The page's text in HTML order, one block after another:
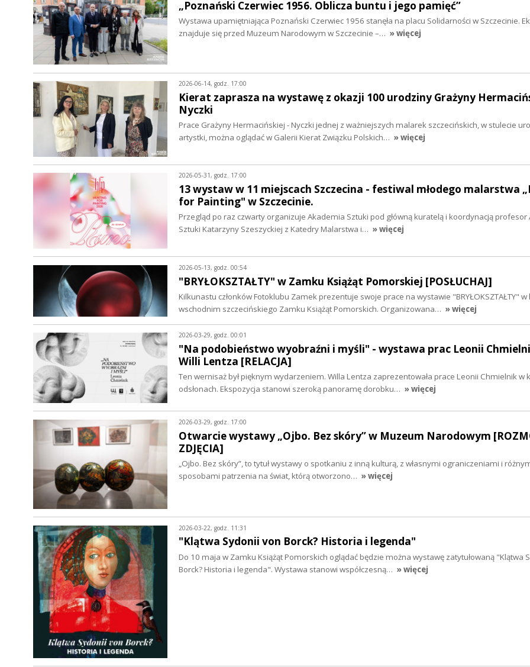
„Poznański Czerwiec 1956. Oblicza buntu i jego pamięć”
Wystawa upamiętniająca Poznański Czerwiec 1956 stanęła na placu Solidarności w Szczecinie.
znajduje się przed Muzeum Narodowym w Szczecinie –… » więcej
2026-06-14, godz. 17:00
Kierat zaprasza na wystawę z okazji 100 urodziny Grażyny
Nyczki
Prace Grażyny Hermacińskiej - Nyczki jednej z ważniejszych malarek szczecińskich, w stulecie
artystki, można oglądać w Galerii Kierat Związku Polskich… » więcej
2026-05-31, godz. 17:00
13 wystaw w 11 miejscach Szczecina - festiwal młodego malarstwa
for Painting" w Szczecinie.
Przegląd po raz czwarty organizuje Akademia Sztuki pod główną kuratelą i koordynacją profesor
Sztuki Katarzyny Szeszyckiej z Katedry Malarstwa i… » więcej
2026-05-13, godz. 00:54
"BRYŁOKSZTAŁTY" w Zamku Książąt Pomorskiej [POSŁUCHAJ]
Kilkunastu członków Fotoklubu Zamek prezentuje swoje prace na wystawie "BRYŁOKSZTAŁTY" w
wschodnim szczecińskiego Zamku Książąt Pomorskich. Organizowana… » więcej
2026-03-29, godz. 00:01
"Na podobieństwo wyobraźni i myśli" - wystawa prac Leonii
Willi Lentza [RELACJA]
Ten wernisaż był pięknym wydarzeniem. Willa Lentza zaprezentowała prace Leonii Chmielnik w
odsłonach. Ekspozycja stanowi szeroką panoramę dorobku… » więcej
2026-03-29, godz. 17:00
Otwarcie wystawy „Ojbo. Bez skóry” w Muzeum Narodowym
ZDJĘCIA]
„Ojbo. Bez skóry”, to tytuł wystawy o spotkaniu z inną kulturą, z własnymi ograniczeniami i
sposobami patrzenia na świat, którą otworzono… » więcej
2026-03-22, godz. 11:31
"Klątwa Sydonii von Borck? Historia i legenda"
Do 10 maja w Zamku Książąt Pomorskich oglądać będzie można wystawę zatytułowaną "Klątwa
Borck? Historia i legenda". Wystawa stanowi współczesną… » więcej